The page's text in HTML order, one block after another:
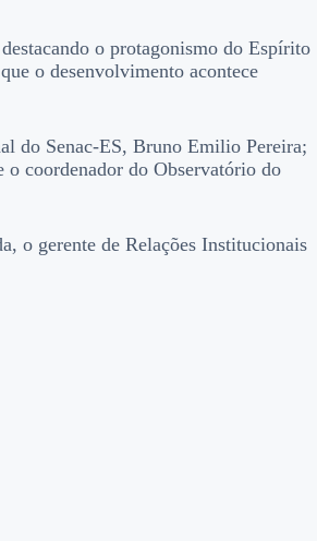
o protagonismo do Espírito
o desenvolvimento acontece
do Senac-ES, Bruno Emilio Pereira;
o coordenador do Observatório do
o gerente de Relações Institucionais